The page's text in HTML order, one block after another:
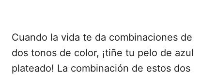
Cuando la vida te da combinaciones de
dos tonos de color, ¡tiñe tu pelo de azul
plateado! La combinación de estos dos